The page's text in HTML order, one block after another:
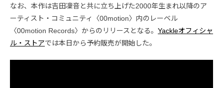
なお、本作は吉田凜音と共に立ち上げた2000年生まれ以降のア
ーティスト・コミュニティ〈00motion〉内のレーベル
〈00motion Records〉からのリリースとなる。 Yackleオフィシャ
ル・ストアでは本日から予約販売が開始した。